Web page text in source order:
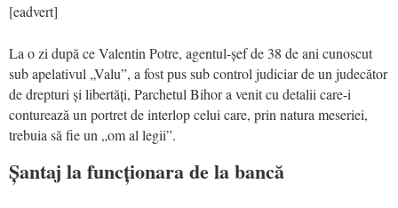
[eadvert]
La o zi după ce Valentin Potre, agentul-șef de 38 de ani cunoscut
sub apelativul „Valu”, a fost pus sub control judiciar de un judecător
de drepturi și libertăți, Parchetul Bihor a venit cu detalii care-i
conturează un portret de interlop celui care, prin natura meseriei,
trebuia să fie un „om al legii”.
Șantaj la funcționara de la bancă